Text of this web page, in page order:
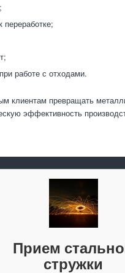
переработке;
работе с отходами.
клиентам превращать
эффективность
Прием
стружки